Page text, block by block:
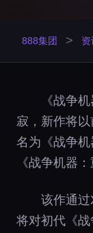
888集团 > 资
《战争
寂，新作将
名为《战争
《战争机器
该作通过
将对初代《